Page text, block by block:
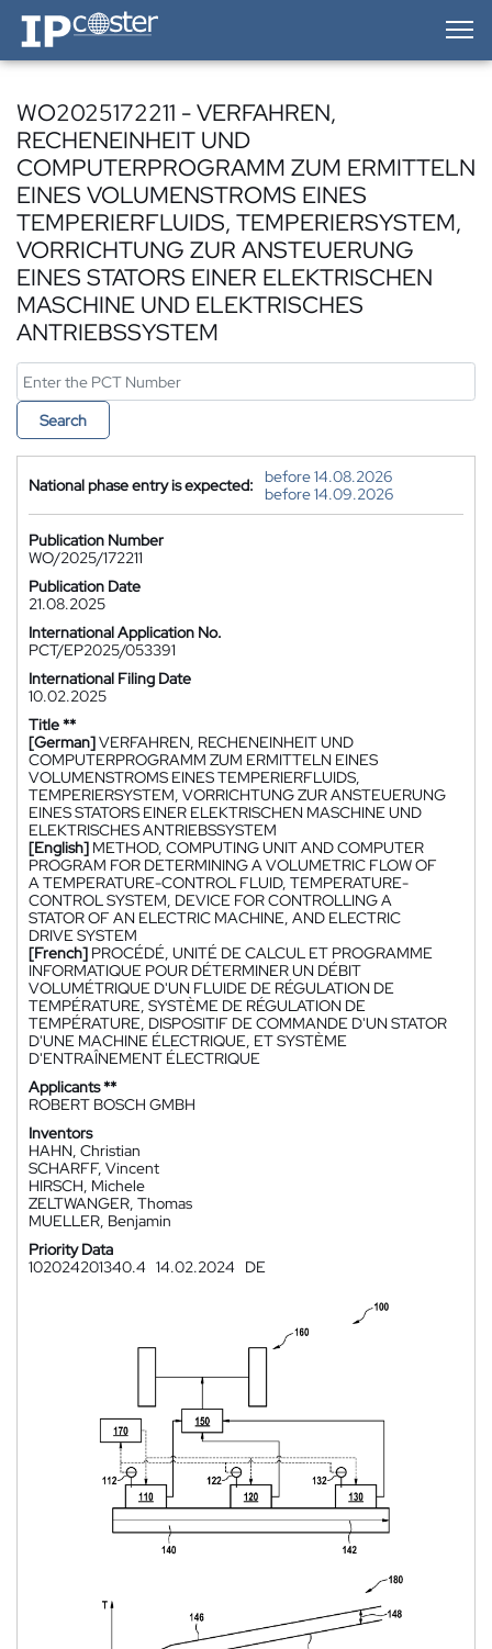
IP-Coster — Home
WO2025172211 - VERFAHREN,
RECHENEINHEIT UND
COMPUTERPROGRAMM ZUM ERMITTELN
EINES VOLUMENSTROMS EINES
TEMPERIERFLUIDS, TEMPERIERSYSTEM,
VORRICHTUNG ZUR ANSTEUERUNG
EINES STATORS EINER ELEKTRISCHEN
MASCHINE UND ELEKTRISCHES
ANTRIEBSSYSTEM
Search
National phase entry is expected:
before 14.08.2026
before 14.09.2026
Publication Number
WO/2025/172211
Publication Date
21.08.2025
International Application No.
PCT/EP2025/053391
International Filing Date
10.02.2025
Title **
[German]VERFAHREN, RECHENEINHEIT UND
COMPUTERPROGRAMM ZUM ERMITTELN EINES
VOLUMENSTROMS EINES TEMPERIERFLUIDS,
TEMPERIERSYSTEM, VORRICHTUNG ZUR ANSTEUERUNG
EINES STATORS EINER ELEKTRISCHEN MASCHINE UND
ELEKTRISCHES ANTRIEBSSYSTEM
[English] METHOD, COMPUTING UNIT AND COMPUTER
PROGRAM FOR DETERMINING A VOLUMETRIC FLOW OF
A TEMPERATURE-CONTROL FLUID, TEMPERATURE-
CONTROL SYSTEM, DEVICE FOR CONTROLLING A
STATOR OF AN ELECTRIC MACHINE, AND ELECTRIC
DRIVE SYSTEM
[French] PROCÉDÉ, UNITÉ DE CALCUL ET PROGRAMME
INFORMATIQUE POUR DÉTERMINER UN DÉBIT
VOLUMÉTRIQUE D'UN FLUIDE DE RÉGULATION DE
TEMPÉRATURE, SYSTÈME DE RÉGULATION DE
TEMPÉRATURE, DISPOSITIF DE COMMANDE D'UN STATOR
D'UNE MACHINE ÉLECTRIQUE, ET SYSTÈME
D'ENTRAÎNEMENT ÉLECTRIQUE
Applicants **
ROBERT BOSCH GMBH
Inventors
HAHN, Christian
SCHARFF, Vincent
HIRSCH, Michele
ZELTWANGER, Thomas
MUELLER, Benjamin
Priority Data
102024201340.4 14.02.2024 DE